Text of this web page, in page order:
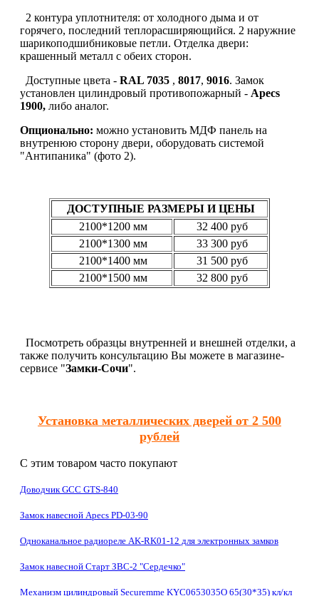
2 контура уплотнителя: от холодного дыма и от
горячего, последний теплорасширяющийся. 2 наружние
шарикоподшибниковые петли. Отделка двери:
крашенный металл с обеих сторон.
Доступные цвета - RAL 7035 , 8017, 9016. Замок
установлен цилиндровый противопожарный - Apecs
1900, либо аналог.
Опционально: можно установить МДФ панель на
внутренюю сторону двери, оборудовать системой
"Антипаника" (фото 2).
ДОСТУПНЫЕ РАЗМЕРЫ И ЦЕНЫ
2100*1200 мм
32 400 руб
2100*1300 мм
33 300 руб
2100*1400 мм
31 500 руб
2100*1500 мм
32 800 руб
Посмотреть образцы внутренней и внешней отделки, а
также получить консультацию Вы можете в магазине-
сервисе "Замки-Сочи".
Установка металлических дверей от 2 500
рублей
С этим товаром часто покупают
Доводчик GCC GTS-840
Замок навесной Apecs PD-03-90
Одноканальное радиореле AK-RK01-12 для электронных замков
Замок навесной Старт ЗВС-2 "Сердечко"
Механизм цилиндровый Securemme KYC0653035O 65(30*35) кл/кл